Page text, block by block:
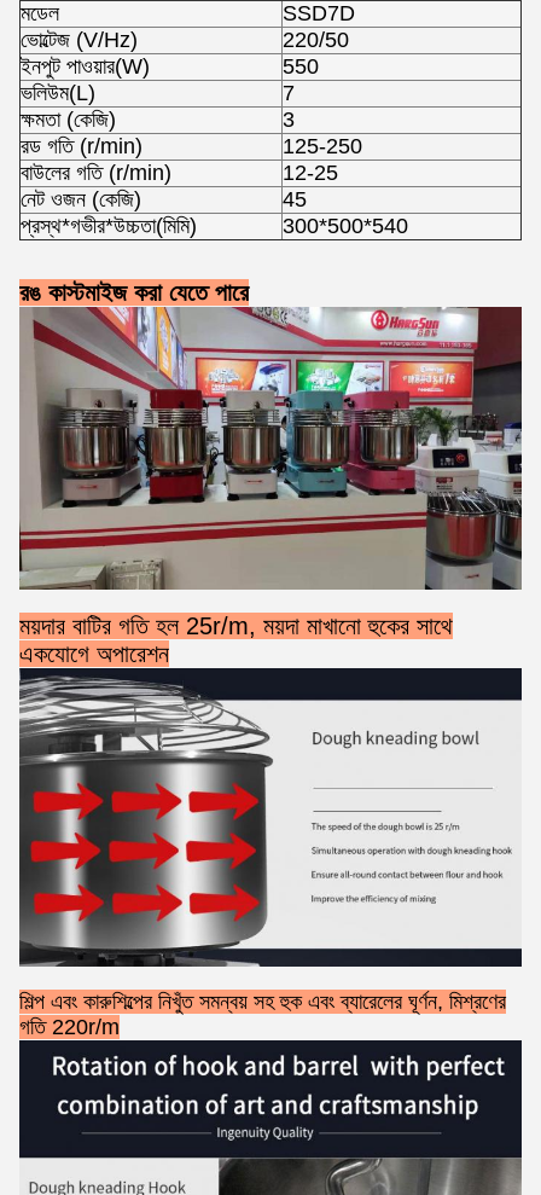
মডেল
SSD7D
ভোল্টেজ (V/Hz)
220/50
ইনপুট পাওয়ার(W)
550
ভলিউম(L)
7
ক্ষমতা (কেজি)
3
রড গতি (r/min)
125-250
বাউলের ​​গতি (r/min)
12-25
নেট ওজন (কেজি)
45
প্রস্থ*গভীর*উচ্চতা(মিমি)
300*500*540
রঙ কাস্টমাইজ করা যেতে পারে
ময়দার বাটির গতি হল 25r/m, ময়দা মাখানো হুকের সাথে
একযোগে অপারেশন
শিল্প এবং কারুশিল্পের নিখুঁত সমন্বয় সহ হুক এবং ব্যারেলের ঘূর্ণন, মিশ্রণের
গতি 220r/m